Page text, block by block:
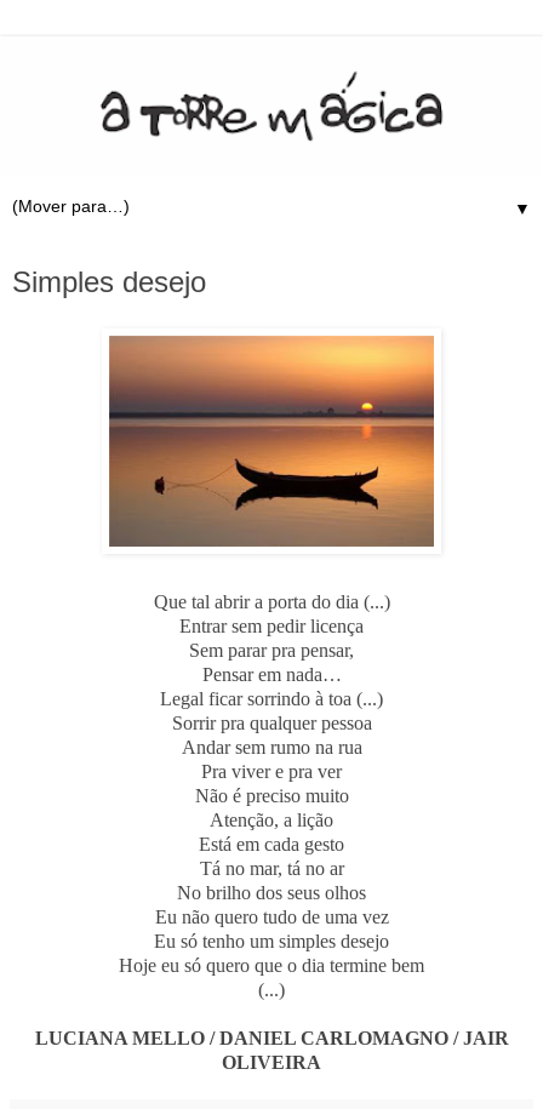
▼
Simples desejo
Que tal abrir a porta do dia (...)
Entrar sem pedir licença
Sem parar pra pensar,
Pensar em nada…
Legal ficar sorrindo à toa (...)
Sorrir pra qualquer pessoa
Andar sem rumo na rua
Pra viver e pra ver
Não é preciso muito
Atenção, a lição
Está em cada gesto
Tá no mar, tá no ar
No brilho dos seus olhos
Eu não quero tudo de uma vez
Eu só tenho um simples desejo
Hoje eu só quero que o dia termine bem
(...)
LUCIANA MELLO / DANIEL CARLOMAGNO / JAIR
OLIVEIRA